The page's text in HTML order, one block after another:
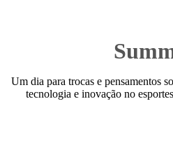
Um dia para trocas e pensamentos
tecnologia e inovação no